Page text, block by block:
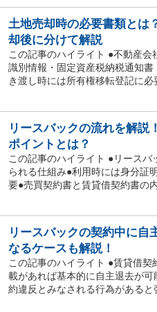
土地売却時の必要書類とは
却後に分けて解説
この記事のハイライト ●不動産
識別情報・固定資産税納税通知書
き渡し時には所有権移転登記に必
リースバックの流れを解説
ポイントとは？
この記事のハイライト ●リース
られる仕組み●利用時には身分証
要●売買契約書と賃貸借契約書の内
リースバックの契約中に自
なるケースも解説！
この記事のハイライト ●賃貸借
載があれば基本的に自主退去が
約違反とみなされる行為があると